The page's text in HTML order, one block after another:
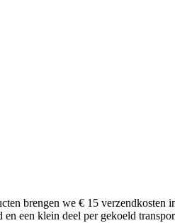
brengen we € 15
een klein deel per gekoeld